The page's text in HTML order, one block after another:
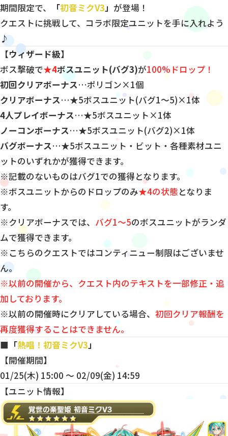
期間限定で、 「初音ミクV3」 が登場！
クエストに挑戦して、コラボ限定ユニットを手に入れよう
♪
【ウィザード級】
ボス撃破で★4ボスユニット(バグ3)が100%ドロップ！
初回クリアボーナス…ポリゴン×1個
クリアボーナス…★5ボスユニット(バグ1〜5)×1体
4人プレイボーナス…★5ボスユニット×1体
ノーコンボーナス…★5ボスユニット(バグ2)×1体
バグボーナス…★5ボスユニット・ビット・各種素材ユニ
ットのいずれかが獲得できます。
※記載のないものはバグ1での獲得となります。
※ボスユニットからのドロップのみ★4の状態となりま
す。
※クリアボーナスでは、 バグ1〜5のボスユニットがランダ
ムで獲得できます。
※こちらのクエストではコンティニュー制限はございませ
ん。
※以前の開催から、クエスト内のテキストを一部修正・追
加しております。
※以前の開催時にクリアしている場合、 初回クリア報酬を
再度獲得することはできません。
■「熱唱！初音ミクV3」
【開催期間】
01/25(木) 15:00 〜 02/09(金) 14:59
【ユニット情報】